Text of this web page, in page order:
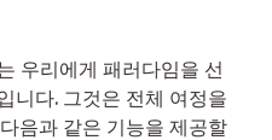
우리에게 패러다임을 선
니다. 그것은 전체 여정을
음과 같은 기능을 제공할